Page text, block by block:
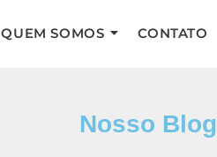
QUEM SOMOS CONTATO
Nosso Blog